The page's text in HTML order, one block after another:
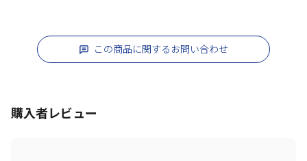
この商品に関するお問い合わせ
購入者レビュー